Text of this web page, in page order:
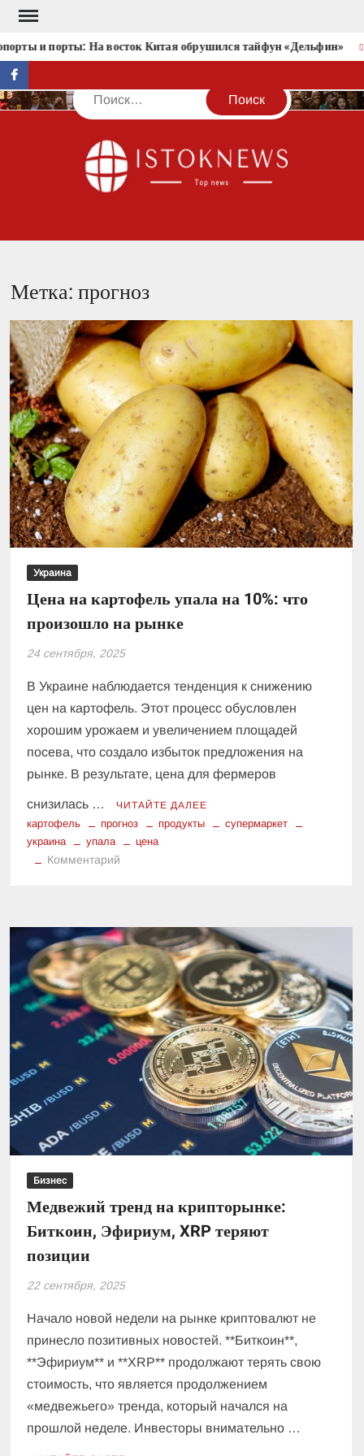
Перейти
содержимому
порты: На восток Китая обрушился тайфун «Дельфин»
facebook
Поиск
Метка:прогноз
Украина
Цена на картофель упала на 10%: что
произошло на рынке
24 сентября, 2025
В Украине наблюдается тенденция к снижению
цен на картофель. Этот процесс обусловлен
хорошим урожаем и увеличением площадей
посева, что создало избыток предложения на
рынке. В результате, цена для фермеров
снизилась … ЧИТАЙТЕ ДАЛЕЕ
картофель прогноз продукты
супермаркет
украина
упала цена
Комментарий
упала
на
10%:
что
произошло
на
рынке
Бизнес
Медвежий тренд на крипторынке:
Биткоин, Эфириум, XRP теряют
позиции
22 сентября, 2025
Начало новой недели на рынке криптовалют не
принесло позитивных новостей. **Биткоин**,
**Эфириум** и **XRP** продолжают терять свою
стоимость, что является продолжением
«медвежьего» тренда, который начался на
прошлой неделе. Инвесторы внимательно …